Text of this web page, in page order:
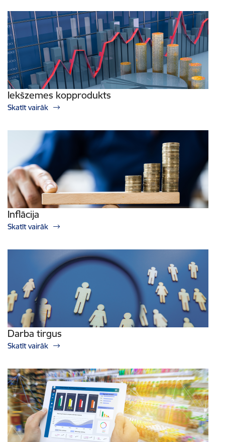
Iekšzemes kopprodukts
Skatīt vairāk
Inflācija
Skatīt vairāk
Darba tirgus
Skatīt vairāk